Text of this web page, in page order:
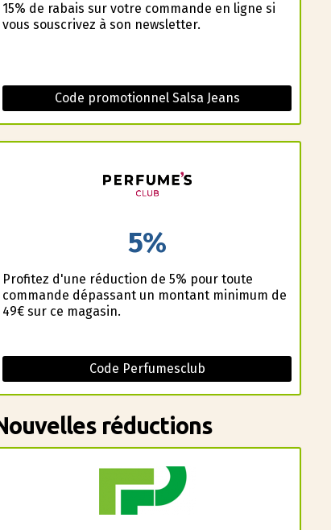
15% de rabais sur votre commande en ligne si
vous souscrivez à son newsletter.
Code promotionnel Salsa Jeans
5%
Profitez d'une réduction de 5% pour toute
commande dépassant un montant minimum de
49€ sur ce magasin.
Code Perfumesclub
réductions